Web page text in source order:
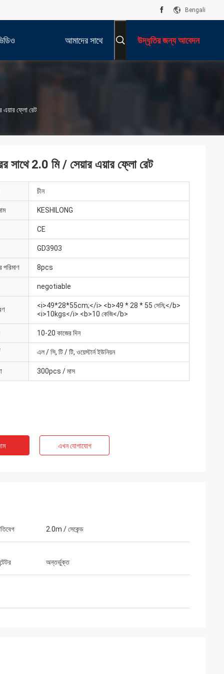
Bengali
আমাদের সাথে উদ্ধৃতির জন্য আবেদন
এয়ার ফ্লো রেট
সাথে দেখা করার
সাথে 2.0 মি / সেয়ার এয়ার ফ্লো রেট
চীন
KESHILONG
CE
GD3903
পরিমাণ 8pcs
negotiable
<i>49*28*55cm;</i> <b>49 * 28 * 55 সেমি;</b>
<i>10kgs</i> <b>10 কেজি</b>
10-20 কাজের দিন
এল / সি, টি / টি, ওয়েস্টার্ন ইউনিয়ন
300pcs / মাস
এখন যোগাযোগ
2.0m / সেকেন্ড
অন্তর্ভুক্ত